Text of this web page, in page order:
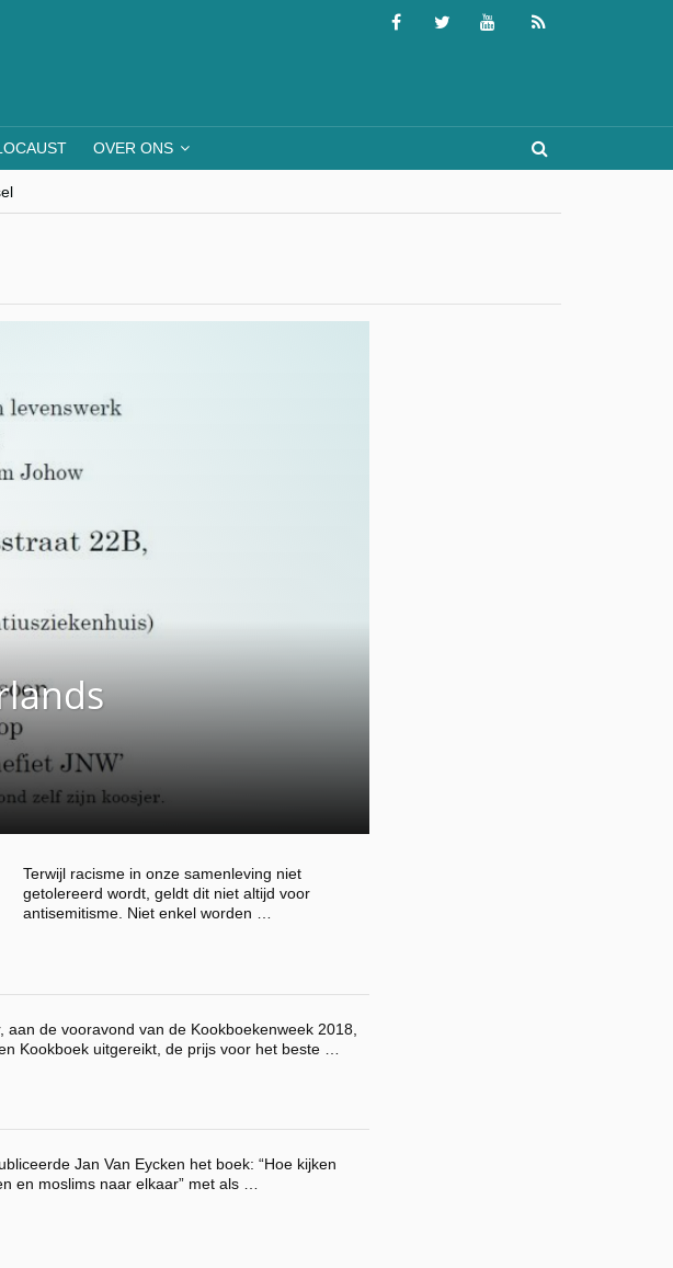
OVER ONS
(Vooruit)
simchas wereldwijd
Terwijl racisme in onze samenleving niet
getolereerd wordt, geldt dit niet altijd voor
antisemitisme. Niet enkel worden …
aan de vooravond van de Kookboekenweek 2018,
Kookboek uitgereikt, de prijs voor het beste …
Jan Van Eycken het boek: “Hoe kijken
en moslims naar elkaar” met als …